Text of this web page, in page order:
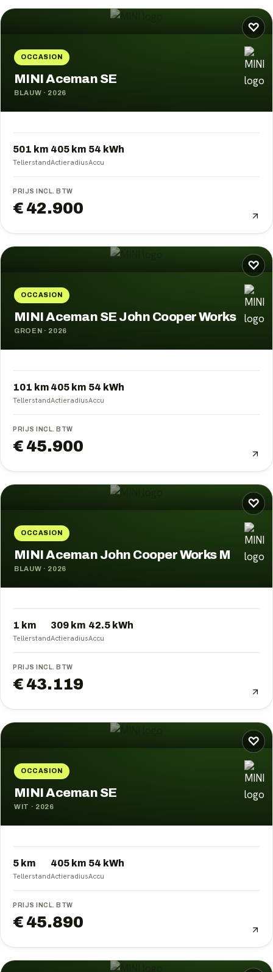
♡
OCCASION
MINI Aceman SE
BLAUW · 2026
501 km
Tellerstand
405 km
Actieradius
54 kWh
Accu
PRIJS INCL. BTW
€ 42.900
♡
OCCASION
MINI Aceman SE John Cooper Works
GROEN · 2026
101 km
Tellerstand
405 km
Actieradius
54 kWh
Accu
PRIJS INCL. BTW
€ 45.900
♡
OCCASION
MINI Aceman John Cooper Works M
BLAUW · 2026
1 km
Tellerstand
309 km
Actieradius
42.5 kWh
Accu
PRIJS INCL. BTW
€ 43.119
♡
OCCASION
MINI Aceman SE
WIT · 2026
5 km
Tellerstand
405 km
Actieradius
54 kWh
Accu
PRIJS INCL. BTW
€ 45.890